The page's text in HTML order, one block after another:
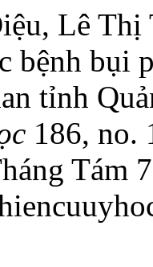
Lê Thị
bệnh bụi
tỉnh
186, no.
Tám